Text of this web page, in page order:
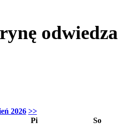
odwiedza
2026 >>
Pi
So